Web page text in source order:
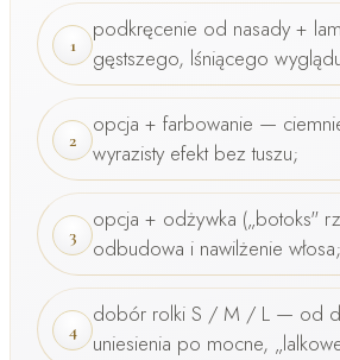
1
podkręcenie od nasady +
gęstszego, lśniącego
2
opcja + farbowanie —
wyrazisty efekt bez tuszu;
3
opcja + odżywka („botoks"
odbudowa i nawilżenie włosa;
4
dobór rolki S / M / L — od
uniesienia po mocne,